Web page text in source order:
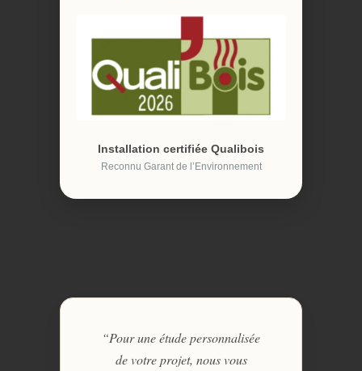
Installation certifiée Qualibois
Reconnu Garant de l’Environnement
“Pour une étude personnalisée
de votre projet, nous vous